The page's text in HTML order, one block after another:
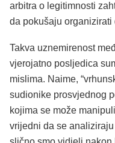
arbitra o legitimnosti
da pokušaju organizirati
Takva uznemirenost
vjerojatno posljedica
mislima. Naime,
sudionike prosvjednog
kojima se može
vrijedni da se